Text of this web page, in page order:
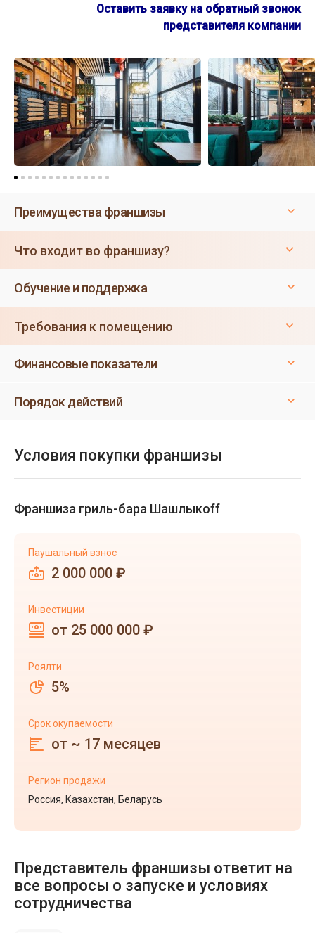
Оставить заявку на обратный звонок
представителя компании
Преимущества франшизы
Что входит во франшизу?
Обучение и поддержка
Требования к помещению
Финансовые показатели
Порядок действий
Условия покупки франшизы
Франшиза гриль-бара Шашлыкоff
Паушальный взнос
2 000 000 ₽
Инвестиции
от 25 000 000 ₽
Роялти
5%
Срок окупаемости
от ~ 17 месяцев
Регион продажи
Россия, Казахстан, Беларусь
Представитель франшизы ответит на
все вопросы о запуске и условиях
сотрудничества